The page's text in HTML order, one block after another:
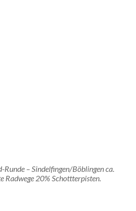
Runde – Sindelfingen/Böblingen ca.
Radwege 20% Schottterpisten.